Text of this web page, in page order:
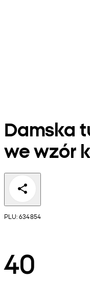
Damska
we wzór
PLU: 634854
40